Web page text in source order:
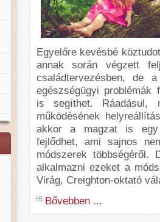
Egyelőre kevésbé
annak során végzett
családtervezésben, de
egészségügyi problémák
is segíthet. Ráadásul,
működésének
akkor a magzat is egy
fejlődhet, ami sajnos
módszerek
alkalmazni ezeket a
Virág, Creighton-oktató
Bővebben ...